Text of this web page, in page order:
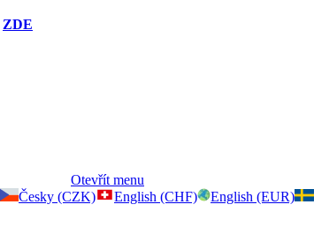
ZDE
Otevřít menu
Česky (CZK) English (CHF) English (EUR)